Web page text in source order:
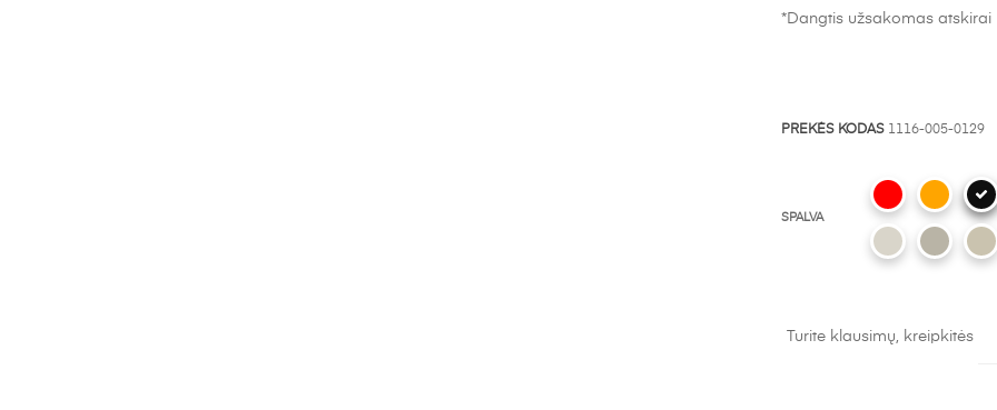
*Dangtis užsakomas atskirai
PREKĖS KODAS 1116-005-0129
SPALVA
Turite klausimų, kreipkitės